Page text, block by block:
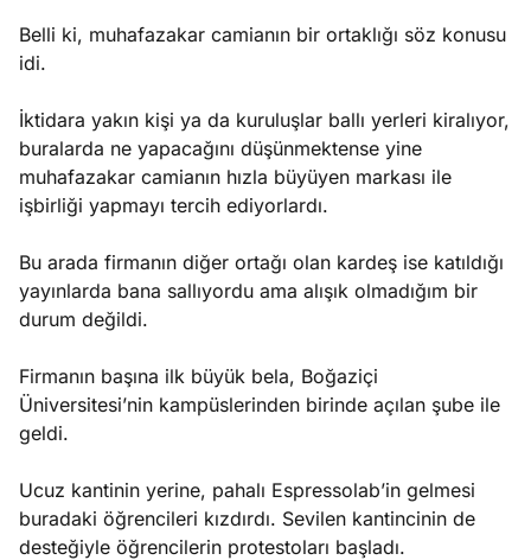
Belli ki, muhafazakar camianın bir ortaklığı söz konusu
idi.
İktidara yakın kişi ya da kuruluşlar ballı yerleri kiralıyor,
buralarda ne yapacağını düşünmektense yine
muhafazakar camianın hızla büyüyen markası ile
işbirliği yapmayı tercih ediyorlardı.
Bu arada firmanın diğer ortağı olan kardeş ise katıldığı
yayınlarda bana sallıyordu ama alışık olmadığım bir
durum değildi.
Firmanın başına ilk büyük bela, Boğaziçi
Üniversitesi’nin kampüslerinden birinde açılan şube ile
geldi.
Ucuz kantinin yerine, pahalı Espressolab’in gelmesi
buradaki öğrencileri kızdırdı. Sevilen kantincinin de
desteğiyle öğrencilerin protestoları başladı.